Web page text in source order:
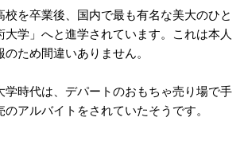
校を卒業後、国内で最も有名な美大のひと
大学」へと進学されています。これは本人
ため間違いありません。
学時代は、デパートのおもちゃ売り場で手
アルバイトをされていたそうです。